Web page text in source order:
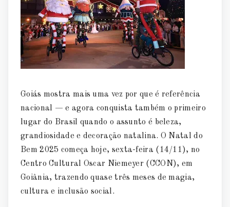
Goiás mostra mais uma vez por que é referência
nacional — e agora conquista também o primeiro
lugar do Brasil quando o assunto é beleza,
grandiosidade e decoração natalina. O Natal do
Bem 2025 começa hoje, sexta-feira (14/11), no
Centro Cultural Oscar Niemeyer (CCON), em
Goiânia, trazendo quase três meses de magia,
cultura e inclusão social.